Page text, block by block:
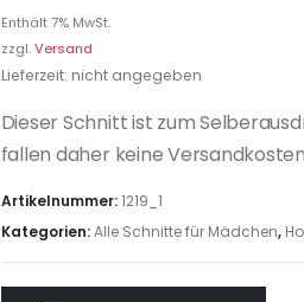
Enthält 7% MwSt.
zzgl.Versand
Lieferzeit: nicht angegeben
Dieser Schnitt ist zum
fallen daher keine
Artikelnummer:1219_1
Kategorien:Alle Schnitte für Mädchen,